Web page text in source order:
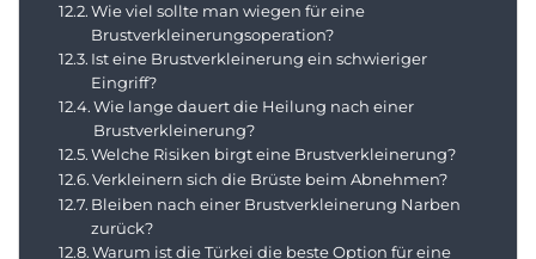
Wie viel sollte man wiegen für eine
Brustverkleinerungsoperation?
Ist eine Brustverkleinerung ein schwieriger
Eingriff?
Wie lange dauert die Heilung nach einer
Brustverkleinerung?
Welche Risiken birgt eine Brustverkleinerung?
Verkleinern sich die Brüste beim Abnehmen?
Bleiben nach einer Brustverkleinerung Narben
zurück?
Warum ist die Türkei die beste Option für eine